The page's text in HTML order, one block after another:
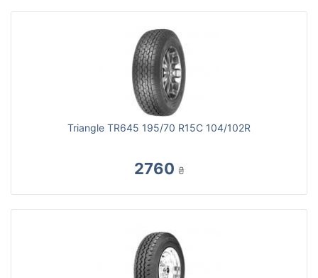
Triangle TR645 195/70 R15C 104/102R
2760 ₴